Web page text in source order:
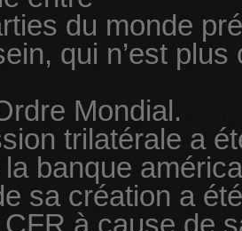
du monde
qui n’est
Mondial.
trilatérale a
banque
sa création a